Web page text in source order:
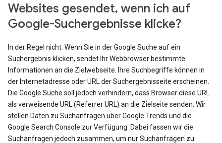
Websites gesendet, wenn ich auf
Google-Suchergebnisse klicke?
In der Regel nicht. Wenn Sie in der Google Suche auf ein
Suchergebnis klicken, sendet Ihr Webbrowser bestimmte
Informationen an die Zielwebseite. Ihre Suchbegriffe können in
der Internetadresse oder URL der Suchergebnisseite erscheinen.
Die Google Suche soll jedoch verhindern, dass Browser diese URL
als verweisende URL (Referrer URL) an die Zielseite senden. Wir
stellen Daten zu Suchanfragen über Google Trends und die
Google Search Console zur Verfügung. Dabei fassen wir die
Suchanfragen jedoch zusammen, um nur Suchanfragen zu